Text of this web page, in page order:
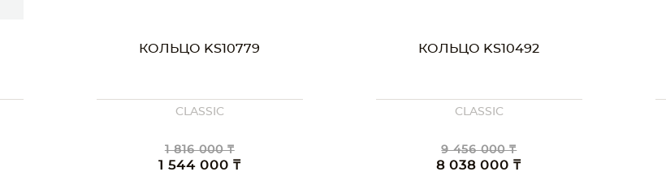
КОЛЬЦО KS10779
CLASSIC
1 816 000 ₸
1 544 000 ₸
КОЛЬЦО KS10492
CLASSIC
9 456 000 ₸
8 038 000 ₸